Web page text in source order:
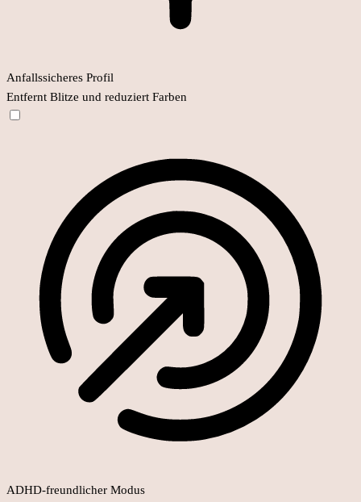
Anfallssicheres Profil
Entfernt Blitze und reduziert Farben
ADHD-freundlicher Modus